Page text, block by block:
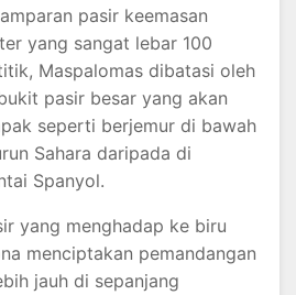
pasir keemasan
yang sangat lebar 100
Maspalomas dibatasi oleh
pasir besar yang akan
seperti berjemur di bawah
Sahara daripada di
Spanyol.
yang menghadap ke biru
menciptakan pemandangan
jauh di sepanjang